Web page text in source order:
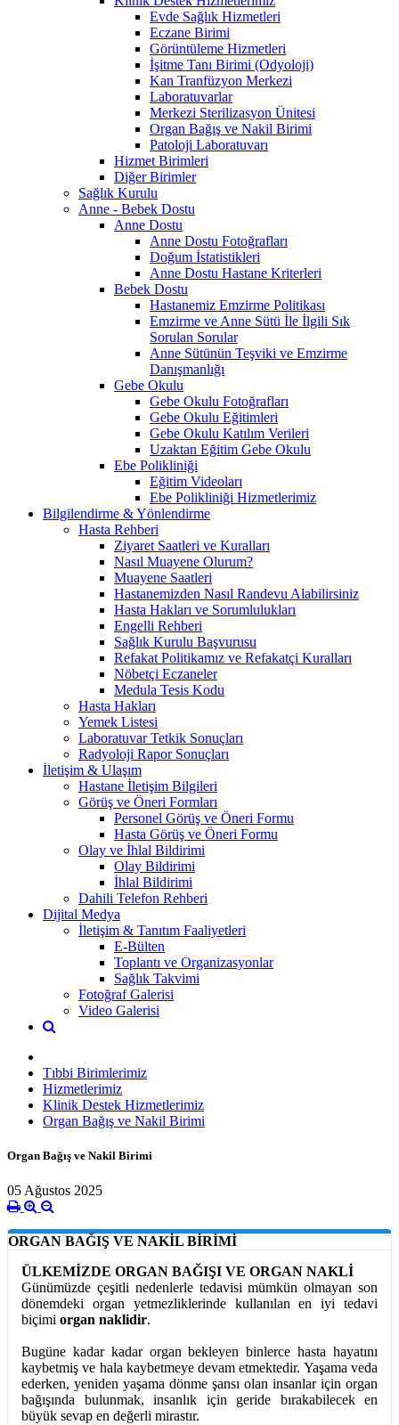
Evde Sağlık Hizmetleri
Eczane Birimi
Görüntüleme Hizmetleri
İşitme Tanı Birimi (Odyoloji)
Kan Tranfüzyon Merkezi
Laboratuvarlar
Merkezi Sterilizasyon Ünitesi
Organ Bağış ve Nakil Birimi
Patoloji Laboratuvarı
Hizmet Birimleri
Diğer Birimler
Sağlık Kurulu
Anne - Bebek Dostu
Anne Dostu
Anne Dostu Fotoğrafları
Doğum İstatistikleri
Anne Dostu Hastane Kriterleri
Bebek Dostu
Hastanemiz Emzirme Politikası
Emzirme ve Anne Sütü İle İlgili Sık
Sorulan Sorular
Anne Sütünün Teşviki ve Emzirme
Danışmanlığı
Gebe Okulu
Gebe Okulu Fotoğrafları
Gebe Okulu Eğitimleri
Gebe Okulu Katılım Verileri
Uzaktan Eğitim Gebe Okulu
Ebe Polikliniği
Eğitim Videoları
Ebe Polikliniği Hizmetlerimiz
Bilgilendirme & Yönlendirme
Hasta Rehberi
Ziyaret Saatleri ve Kuralları
Nasıl Muayene Olurum?
Muayene Saatleri
Hastanemizden Nasıl Randevu Alabilirsiniz
Hasta Hakları ve Sorumlulukları
Engelli Rehberi
Sağlık Kurulu Başvurusu
Refakat Politikamız ve Refakatçi Kuralları
Nöbetçi Eczaneler
Medula Tesis Kodu
Hasta Hakları
Yemek Listesi
Laboratuvar Tetkik Sonuçları
Radyoloji Rapor Sonuçları
İletişim & Ulaşım
Hastane İletişim Bilgileri
Görüş ve Öneri Formları
Personel Görüş ve Öneri Formu
Hasta Görüş ve Öneri Formu
Olay ve İhlal Bildirimi
Olay Bildirimi
İhlal Bildirimi
Dahili Telefon Rehberi
Dijital Medya
İletişim & Tanıtım Faaliyetleri
E-Bülten
Toplantı ve Organizasyonlar
Sağlık Takvimi
Fotoğraf Galerisi
Video Galerisi
Tıbbi Birimlerimiz
Hizmetlerimiz
Klinik Destek Hizmetlerimiz
Organ Bağış ve Nakil Birimi
Organ Bağış ve Nakil Birimi
05 Ağustos 2025
ORGAN BAĞIŞ VE NAKİL BİRİMİ
ÜLKEMİZDE ORGAN BAĞIŞI VE ORGAN NAKLİ
Günümüzde çeşitli nedenlerle tedavisi mümkün olmayan son
dönemdeki organ yetmezliklerinde kullanılan en iyi tedavi
biçimi organ naklidir.
Bugüne kadar kadar organ bekleyen binlerce hasta hayatını
kaybetmiş ve hala kaybetmeye devam etmektedir. Yaşama veda
ederken, yeniden yaşama dönme şansı olan insanlar için organ
bağışında bulunmak, insanlık için geride bırakabilecek en
büyük sevap en değerli mirastır.